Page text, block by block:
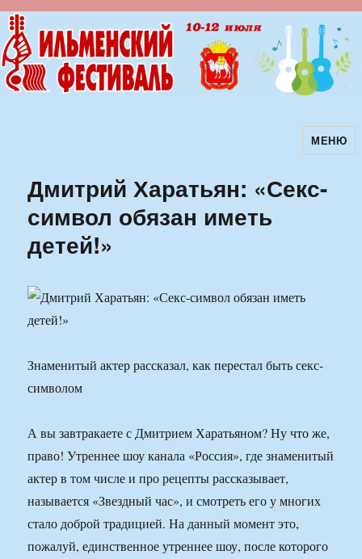
Ильменский фестиваль авторскойМЕНЮ
Дмитрий Харатьян: «Секс-
символ обязан иметь
детей!»
Знаменитый актер рассказал, как перестал быть секс-
символом
А вы завтракаете с Дмитрием Харатьяном? Ну что же,
право! Утреннее шоу канала «Россия», где знаменитый
актер в том числе и про рецепты рассказывает,
называется «Звездный час», и смотреть его у многих
стало доброй традицией. На данный момент это,
пожалуй, единственное утреннее шоу, после которого